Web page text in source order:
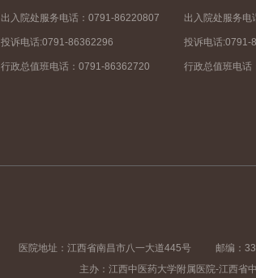
出入院处服务电话：0791-86220807
投诉电话:0791-86362296
行政总值班电话：0791-86362720
出入院处服务
投诉电话:0791-
行政总值班电
医院地址：江西省南昌市八一大道445号 邮编：
主办：江西中医药大学附属医院-江西省